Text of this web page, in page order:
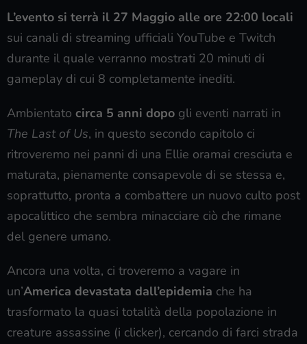
L’evento si terrà il 27 Maggio alle ore 22:00 locali
sui canali di streaming ufficiali YouTube e Twitch
durante il quale verranno mostrati 20 minuti di
gameplay di cui 8 completamente inediti.
Ambientato circa 5 anni dopo gli eventi narrati in
The Last of Us, in questo secondo capitolo ci
ritroveremo nei panni di una Ellie oramai cresciuta e
maturata, pienamente consapevole di se stessa e,
soprattutto, pronta a combattere un nuovo culto post
apocalittico che sembra minacciare ciò che rimane
del genere umano.
Ancora una volta, ci troveremo a vagare in
un’America devastata dall’epidemia che ha
trasformato la quasi totalità della popolazione in
creature assassine (i clicker), cercando di farci strada